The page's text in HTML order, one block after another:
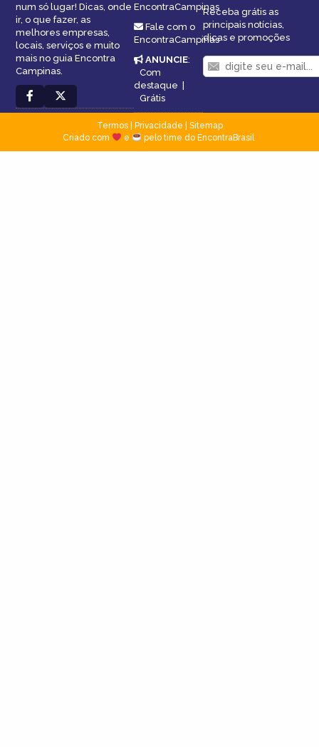
num só lugar! Dicas, onde
ir, o que fazer, as
melhores empresas,
locais, serviços e muito
mais no guia Encontra
Campinas.
EncontraCampinas
Fale com o
EncontraCampinas
ANUNCIE:
Com
destaque |
Grátis
Receba grátis as
principais notícias,
dicas e promoções
Termos| Privacidade
Sitemap
Criado com
e pelo time do EncontraBrasil